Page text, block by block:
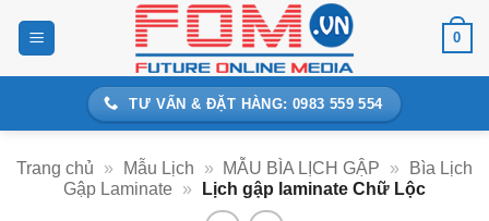
0
TƯ VẤN & ĐẶT HÀNG: 0983 559 554
Trang chủ » Mẫu Lịch » MẪU BÌA LỊCH GẬP »
Bìa Lịch
Gập Laminate » Lịch gập laminate Chữ Lộc